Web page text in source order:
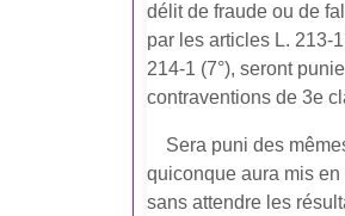
délit de fraude ou de
par les articles L. 213-
214-1 (7°), seront
contraventions de 3e
Sera puni des
quiconque aura mis
sans attendre les